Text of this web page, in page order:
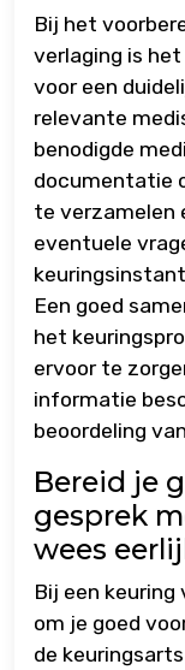
Bij het
verlaging is
voor een
relevante
benodigde
documentatie
te verzamelen
eventuele
Een goed
het
ervoor te
informatie
beoordeling
Bereid je
gesprek
wees
Bij een
om je goed
de